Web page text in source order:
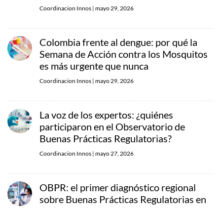
Coordinacion Innos | mayo 29, 2026
Colombia frente al dengue: por qué la
Semana de Acción contra los Mosquitos
es más urgente que nunca
Coordinacion Innos | mayo 29, 2026
La voz de los expertos: ¿quiénes
participaron en el Observatorio de
Buenas Prácticas Regulatorias?
Coordinacion Innos | mayo 27, 2026
OBPR: el primer diagnóstico regional
sobre Buenas Prácticas Regulatorias en